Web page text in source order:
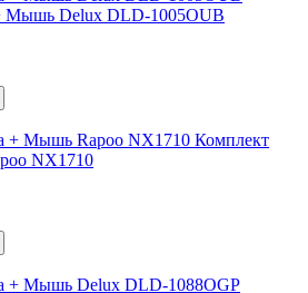
Мышь Delux DLD-1005OUB
Комплект
NX1710